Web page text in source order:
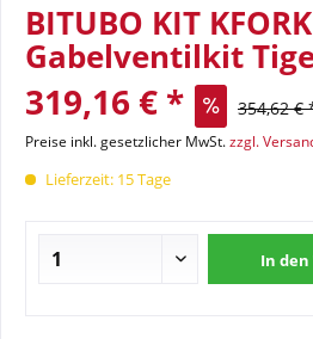
BITUBO KIT KFORK
Gabelventilkit
319,16 € * 354,62 €
Preise inkl. gesetzlicher MwSt.zzgl.
Lieferzeit: 15 Tage
In